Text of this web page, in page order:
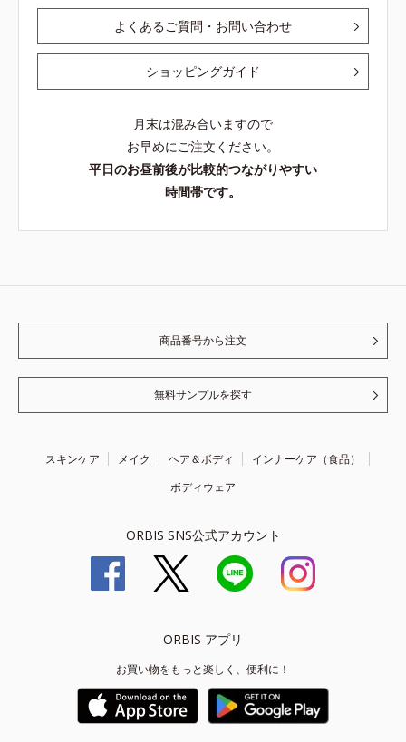
よくあるご質問・お問い合わせ
ショッピングガイド
月末は混み合いますので
お早めにご注文ください。
平日のお昼前後が比較的つながりやすい
時間帯です。
商品番号から注文
無料サンプルを探す
スキンケア メイク ヘア＆ボディ
インナーケア（食品）
ボディウェア
ORBIS SNS公式アカウント
ORBIS アプリ
お買い物をもっと楽しく、便利に！